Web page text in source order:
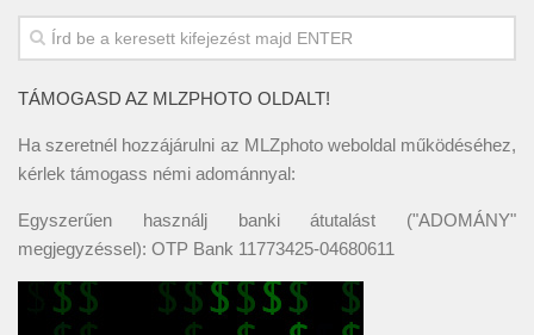
TÁMOGASD AZ MLZPHOTO OLDALT!
Ha szeretnél hozzájárulni az MLZphoto weboldal működéséhez,
kérlek támogass némi adománnyal:
Egyszerűen használj banki átutalást ("ADOMÁNY"
megjegyzéssel): OTP Bank 11773425-04680611